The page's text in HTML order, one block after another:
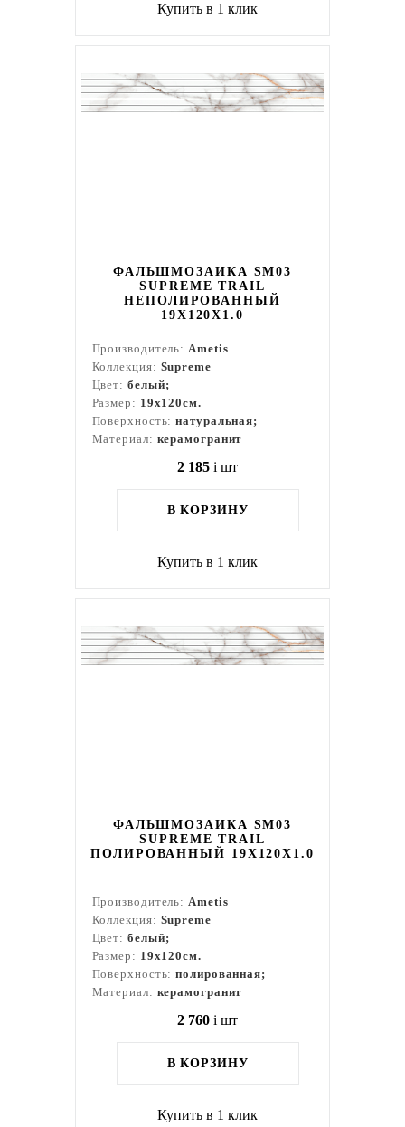
Купить в 1 клик
ФАЛЬШМОЗАИКА SM03
SUPREME TRAIL
НЕПОЛИРОВАННЫЙ
19X120X1.0
Производитель:Ametis
Коллекция: Supreme
Цвет: белый;
Размер: 19x120см.
Поверхность:натуральная;
Материал: керамогранит
2 185 i шт
В КОРЗИНУ
Купить в 1 клик
ФАЛЬШМОЗАИКА SM03
SUPREME TRAIL
ПОЛИРОВАННЫЙ 19X120X1.0
Производитель:Ametis
Коллекция: Supreme
Цвет: белый;
Размер: 19x120см.
Поверхность:полированная;
Материал: керамогранит
2 760 i шт
В КОРЗИНУ
Купить в 1 клик